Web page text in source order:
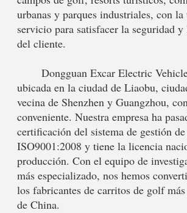
urbanas y parques industriales, con
servicio para satisfacer la seguridad
del cliente.
ubicada en la ciudad de Liaobu,
vecina de Shenzhen y Guangzhou,
conveniente. Nuestra empresa ha
certificación del sistema de gestión
ISO9001:2008 y tiene la licencia
producción. Con el equipo de
más especializado, nos hemos
los fabricantes de carritos de golf
de China.